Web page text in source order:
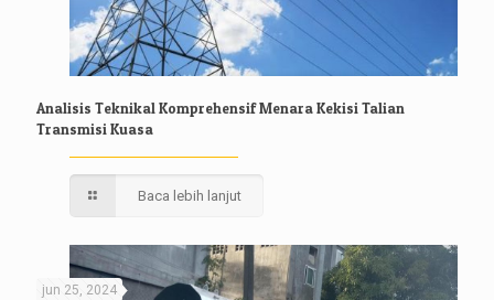
Analisis Teknikal Komprehensif Menara Kekisi Talian
Transmisi Kuasa
Baca lebih lanjut
jun 25, 2024